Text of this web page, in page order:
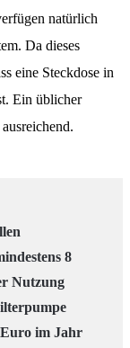
natürlich
Da dieses
eine Steckdose in
Ein üblicher
8
Nutzung
Euro im Jahr